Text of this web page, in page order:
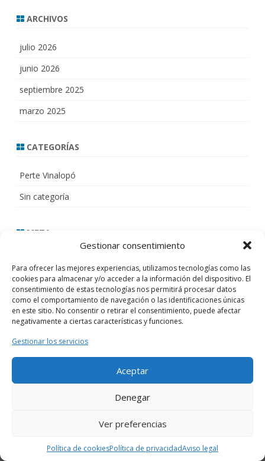
Gestionar consentimiento
Para ofrecer las mejores experiencias, utilizamos tecnologías como las
cookies para almacenar y/o acceder a la información del dispositivo. El
consentimiento de estas tecnologías nos permitirá procesar datos
como el comportamiento de navegación o las identificaciones únicas
en este sitio. No consentir o retirar el consentimiento, puede afectar
negativamente a ciertas características y funciones.
Gestionar los servicios
Aceptar
Denegar
Ver preferencias
Política de cookiesPolítica de privacidadAviso legal
ARCHIVOS
julio 2026
junio 2026
septiembre 2025
marzo 2025
CATEGORÍAS
Perte Vinalopó
Sin categoría
META
Feed de entradas
Feed de comentarios
WordPress.org
Copyright 2026
PERTE de digitalización del ciclo del agua.
INTEGRAL DE LOS RECURSOS HÍDRICOS, MEJORA DE LA
TRANSPARENCIA Y GOBERNANZA EN EL SISTEMA DE EXPLOTACIÓN